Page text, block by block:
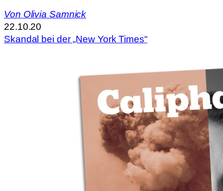
Von Olivia Samnick
22.10.20
Skandal bei der „New York Times“